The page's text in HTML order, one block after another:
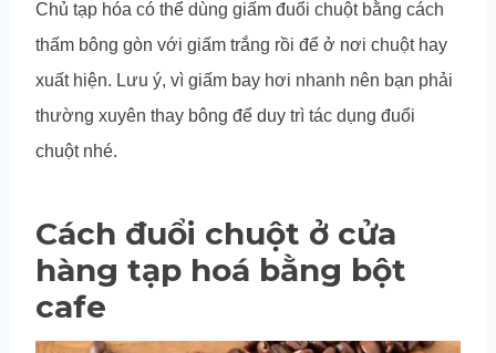
Chủ tạp hóa có thể dùng giấm đuổi chuột bằng cách
thấm bông gòn với giấm trắng rồi để ở nơi chuột hay
xuất hiện. Lưu ý, vì giấm bay hơi nhanh nên bạn phải
thường xuyên thay bông để duy trì tác dụng đuổi
chuột nhé.
Cách đuổi chuột ở cửa
hàng tạp hoá bằng bột
cafe